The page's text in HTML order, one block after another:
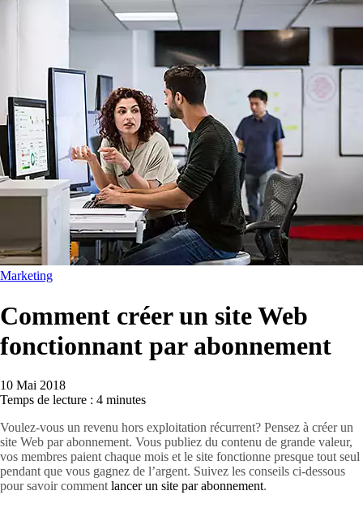
Marketing
Comment créer un site Web
fonctionnant par abonnement
10 Mai 2018
Temps de lecture : 4 minutes
Voulez-vous un revenu hors exploitation récurrent? Pensez à créer un
site Web par abonnement. Vous publiez du contenu de grande valeur,
vos membres paient chaque mois et le site fonctionne presque tout seul
pendant que vous gagnez de l’argent. Suivez les conseils ci-dessous
pour savoir comment lancer un site par abonnement.